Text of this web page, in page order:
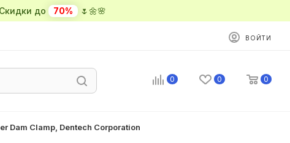
до 70% 🌷🌼🌸
ВОЙТИ
0 0 0
Dam Clamp, Dentech Corporation